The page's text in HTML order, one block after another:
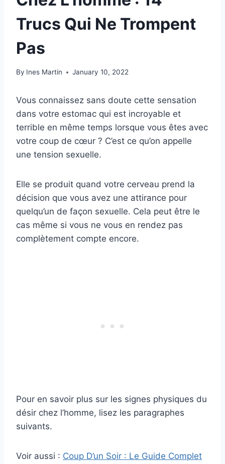
Trucs Qui Ne Trompent
Pas
By Ines Martin January 10, 2022
Vous connaissez sans doute cette sensation
dans votre estomac qui est incroyable et
terrible en même temps lorsque vous êtes avec
votre coup de cœur ? C’est ce qu’on appelle
une tension sexuelle.
Elle se produit quand votre cerveau prend la
décision que vous avez une attirance pour
quelqu’un de façon sexuelle. Cela peut être le
cas même si vous ne vous en rendez pas
complètement compte encore.
Pour en savoir plus sur les signes physiques du
désir chez l’homme, lisez les paragraphes
suivants.
Voir aussi : Coup D’un Soir : Le Guide Complet